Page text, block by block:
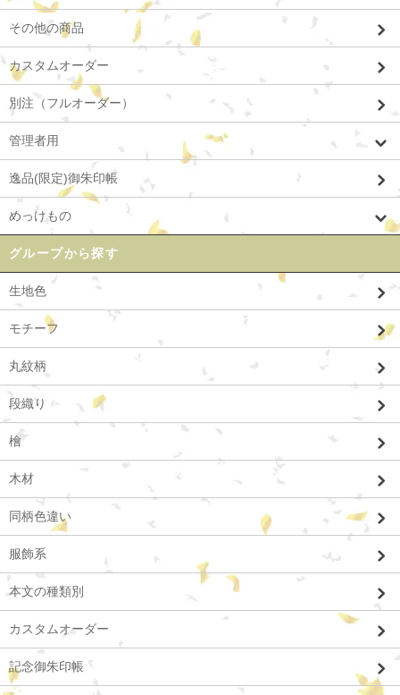
その他の商品
カスタムオーダー
別注（フルオーダー）
管理者用
逸品(限定)御朱印帳
めっけもの
グループから探す
生地色
モチーフ
丸紋柄
段織り
檜
木材
同柄色違い
服飾系
本文の種類別
カスタムオーダー
記念御朱印帳